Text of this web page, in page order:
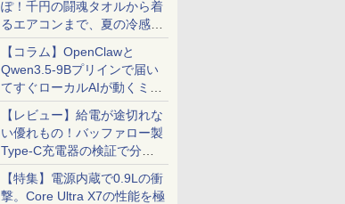
ぽ！千円の闘魂タオルから着
るエアコンまで、夏の冷感グ
ッズ一挙紹介
【コラム】OpenClawと
Qwen3.5-9Bプリインで届い
てすぐローカルAIが動くミニ
PC「SER9 Pro」
【レビュー】給電が途切れな
い優れもの！バッファロー製
Type-C充電器の検証で分か
ったこと
【特集】電源内蔵で0.9Lの衝
撃。Core Ultra X7の性能を極